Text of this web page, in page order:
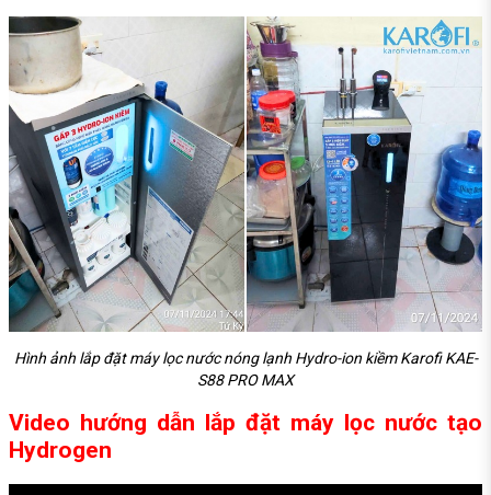
Hình ảnh lắp đặt máy lọc nước nóng lạnh Hydro-ion kiềm Karofi KAE-
S88 PRO MAX
Video hướng dẫn lắp đặt máy lọc nước tạo
Hydrogen